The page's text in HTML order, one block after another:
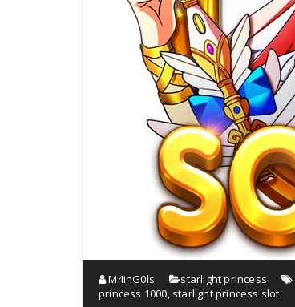
M4inG0ls starlight princess
princess 1000, starlight princess slot